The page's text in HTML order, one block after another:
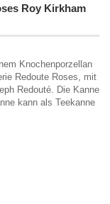
Roy Kirkham
Knochenporzellan
Redoute Roses, mit
Redouté. Die Kanne
kann als Teekanne